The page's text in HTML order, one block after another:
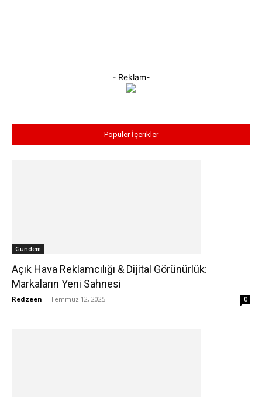
- Reklam-
Popüler İçerikler
Gündem
Açık Hava Reklamcılığı & Dijital Görünürlük:
Markaların Yeni Sahnesi
Redzeen - Temmuz 12, 2025 0